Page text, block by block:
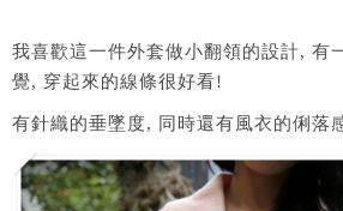
我喜歡這一件外套做小翻領的設計, 有
覺, 穿起來的線條很好看!
有針織的垂墜度, 同時還有風衣的俐落